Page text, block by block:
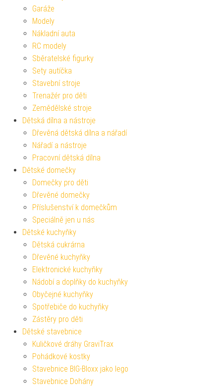
Garáže
Modely
Nákladní auta
RC modely
Sběratelské figurky
Sety autíčka
Stavební stroje
Trenažér pro děti
Zemědělské stroje
Dětská dílna a nástroje
Dřevěná dětská dílna a nářadí
Nářadí a nástroje
Pracovní dětská dílna
Dětské domečky
Domečky pro děti
Dřevěné domečky
Příslušenství k domečkům
Speciálně jen u nás
Dětské kuchyňky
Dětská cukrárna
Dřevěné kuchyňky
Elektronické kuchyňky
Nádobí a doplňky do kuchyňky
Obyčejné kuchyňky
Spotřebiče do kuchyňky
Zástěry pro děti
Dětské stavebnice
Kuličkové dráhy GraviTrax
Pohádkové kostky
Stavebnice BIG-Bloxx jako lego
Stavebnice Dohány